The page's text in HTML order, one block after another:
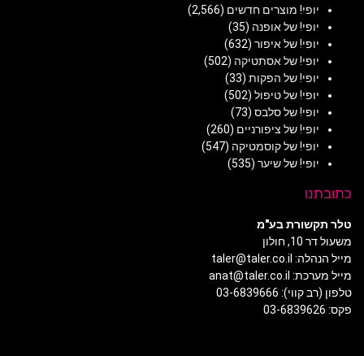
יופי! מוצרים חדשים (2,566)
יופי! של אופנה (35)
יופי! של איפור (632)
יופי! של אסתטיקה (502)
יופי! של הפקות (33)
יופי! של טיפול (502)
יופי! של סלבס (73)
יופי! של ציפורניים (260)
יופי! של קוסמטיקה (547)
יופי! של שיער (535)
כתובתנו
טלר תקשורת בע"מ
משעול דר 10, חולון
מייל הנהלה: taler@taler.co.il
מייל מערכת: anat@taler.co.il
טלפון (רב קווי): 03-6839666
פקס: 03-6839626